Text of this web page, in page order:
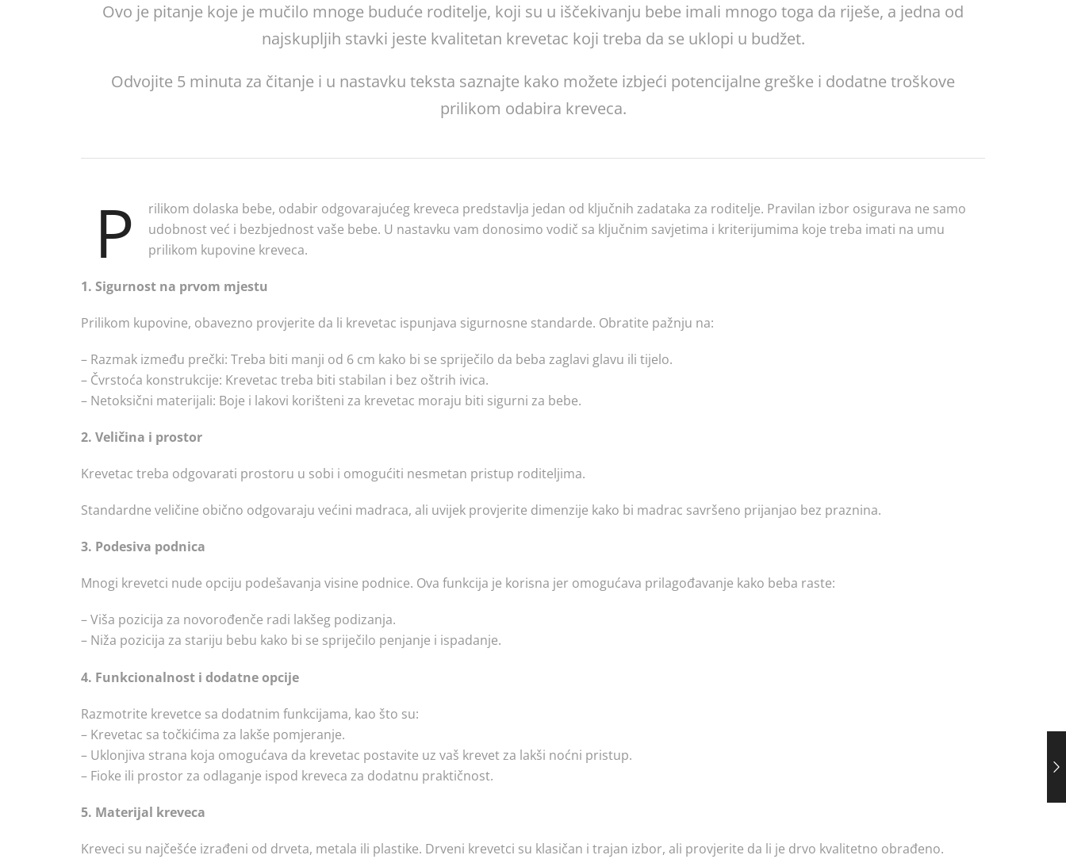
Ovo je pitanje koje je mučilo mnoge buduće roditelje, koji su u iščekivanju bebe imali mnogo toga da riješe, a jedna od
najskupljih stavki jeste kvalitetan krevetac koji treba da se uklopi u budžet.
Odvojite 5 minuta za čitanje i u nastavku teksta saznajte kako možete izbjeći potencijalne greške i dodatne troškove
prilikom odabira kreveca.
P
rilikom dolaska bebe, odabir odgovarajućeg kreveca predstavlja jedan od ključnih zadataka za roditelje. Pravilan izbor osigurava ne samo
udobnost već i bezbjednost vaše bebe. U nastavku vam donosimo vodič sa ključnim savjetima i kriterijumima koje treba imati na umu
prilikom kupovine kreveca.
1. Sigurnost na prvom mjestu
Prilikom kupovine, obavezno provjerite da li krevetac ispunjava sigurnosne standarde. Obratite pažnju na:
– Razmak između prečki: Treba biti manji od 6 cm kako bi se spriječilo da beba zaglavi glavu ili tijelo.
– Čvrstoća konstrukcije: Krevetac treba biti stabilan i bez oštrih ivica.
– Netoksični materijali: Boje i lakovi korišteni za krevetac moraju biti sigurni za bebe.
2. Veličina i prostor
Krevetac treba odgovarati prostoru u sobi i omogućiti nesmetan pristup roditeljima.
Standardne veličine obično odgovaraju većini madraca, ali uvijek provjerite dimenzije kako bi madrac savršeno prijanjao bez praznina.
3. Podesiva podnica
Mnogi krevetci nude opciju podešavanja visine podnice. Ova funkcija je korisna jer omogućava prilagođavanje kako beba raste:
– Viša pozicija za novorođenče radi lakšeg podizanja.
– Niža pozicija za stariju bebu kako bi se spriječilo penjanje i ispadanje.
4. Funkcionalnost i dodatne opcije
Razmotrite krevetce sa dodatnim funkcijama, kao što su:
– Krevetac sa točkićima za lakše pomjeranje.
– Uklonjiva strana koja omogućava da krevetac postavite uz vaš krevet za lakši noćni pristup.
– Fioke ili prostor za odlaganje ispod kreveca za dodatnu praktičnost.
5. Materijal kreveca
Kreveci su najčešće izrađeni od drveta, metala ili plastike. Drveni krevetci su klasičan i trajan izbor, ali provjerite da li je drvo kvalitetno obrađeno.